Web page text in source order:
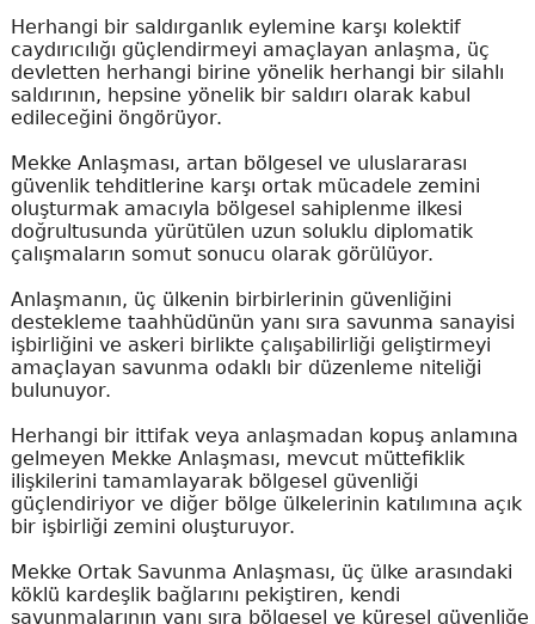
Herhangi bir saldırganlık eylemine karşı kolektif
caydırıcılığı güçlendirmeyi amaçlayan anlaşma, üç
devletten herhangi birine yönelik herhangi bir silahlı
saldırının, hepsine yönelik bir saldırı olarak kabul
edileceğini öngörüyor.
Mekke Anlaşması, artan bölgesel ve uluslararası
güvenlik tehditlerine karşı ortak mücadele zemini
oluşturmak amacıyla bölgesel sahiplenme ilkesi
doğrultusunda yürütülen uzun soluklu diplomatik
çalışmaların somut sonucu olarak görülüyor.
Anlaşmanın, üç ülkenin birbirlerinin güvenliğini
destekleme taahhüdünün yanı sıra savunma sanayisi
işbirliğini ve askeri birlikte çalışabilirliği geliştirmeyi
amaçlayan savunma odaklı bir düzenleme niteliği
bulunuyor.
Herhangi bir ittifak veya anlaşmadan kopuş anlamına
gelmeyen Mekke Anlaşması, mevcut müttefiklik
ilişkilerini tamamlayarak bölgesel güvenliği
güçlendiriyor ve diğer bölge ülkelerinin katılımına açık
bir işbirliği zemini oluşturuyor.
Mekke Ortak Savunma Anlaşması, üç ülke arasındaki
köklü kardeşlik bağlarını pekiştiren, kendi
savunmalarının yanı sıra bölgesel ve küresel güvenliğe